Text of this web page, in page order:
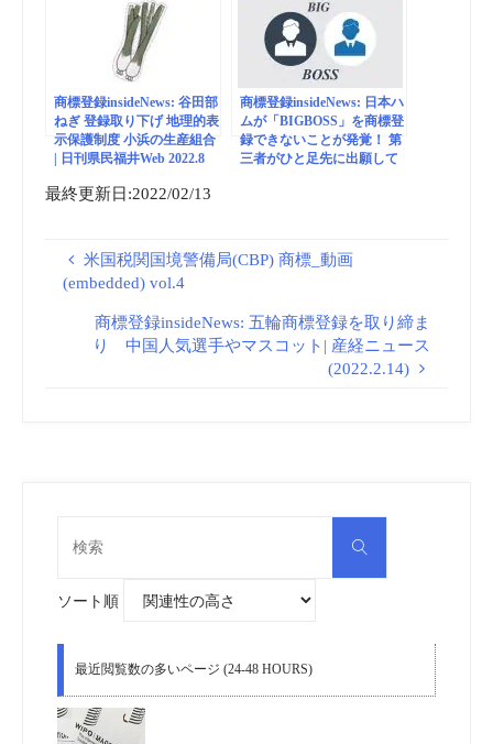
商標登録insideNews: 谷田部
ねぎ 登録取り下げ 地理的表
示保護制度 小浜の生産組合
| 日刊県民福井Web 2022.8
商標登録insideNews: 日本ハ
ムが「BIGBOSS」を商標登
録できないことが発覚！ 第
三者がひと足先に出願して
最終更新日:2022/02/13
米国税関国境警備局(CBP) 商標_動画
(embedded) vol.4
商標登録insideNews: 五輪商標登録を取り締ま
り 中国人気選手やマスコット| 産経ニュース
(2022.2.14)
検
ソート順
最近閲覧数の多いページ (24-48 HOURS)